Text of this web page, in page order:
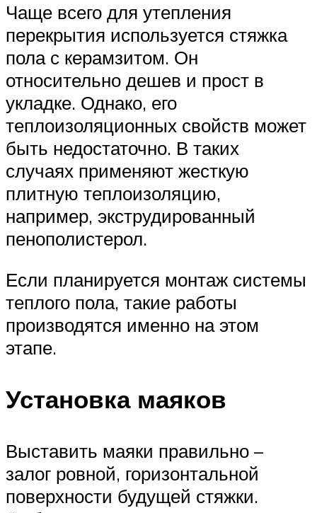
Чаще всего для утепления
перекрытия используется стяжка
пола с керамзитом. Он
относительно дешев и прост в
укладке. Однако, его
теплоизоляционных свойств может
быть недостаточно. В таких
случаях применяют жесткую
плитную теплоизоляцию,
например, экструдированный
пенополистерол.
Если планируется монтаж системы
теплого пола, такие работы
производятся именно на этом
этапе.
Установка маяков
Выставить маяки правильно –
залог ровной, горизонтальной
поверхности будущей стяжки.